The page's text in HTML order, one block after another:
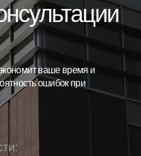
ваше время и
ошибок при